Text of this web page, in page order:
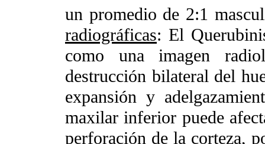
un promedio de 2:1
radiográficas: El
como una imagen
destrucción bilateral del
expansión y
maxilar inferior puede
perforación de la corteza,